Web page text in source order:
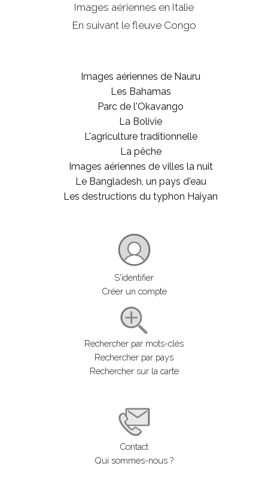
Images aériennes en Italie
En suivant le fleuve Congo
Images aériennes de Nauru
Les Bahamas
Parc de l'Okavango
La Bolivie
L'agriculture traditionnelle
La pêche
Images aériennes de villes la nuit
Le Bangladesh, un pays d'eau
Les destructions du typhon Haiyan
S'identifier
Créer un compte
Rechercher par mots-clés
Rechercher par pays
Rechercher sur la carte
Contact
Qui sommes-nous ?